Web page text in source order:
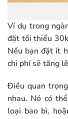
Ví dụ trong
đặt tối thiểu
Nếu bạn đặt ít
chi phí sẽ tăng
Điều quan
nhau. Nó có
loại bao bì,